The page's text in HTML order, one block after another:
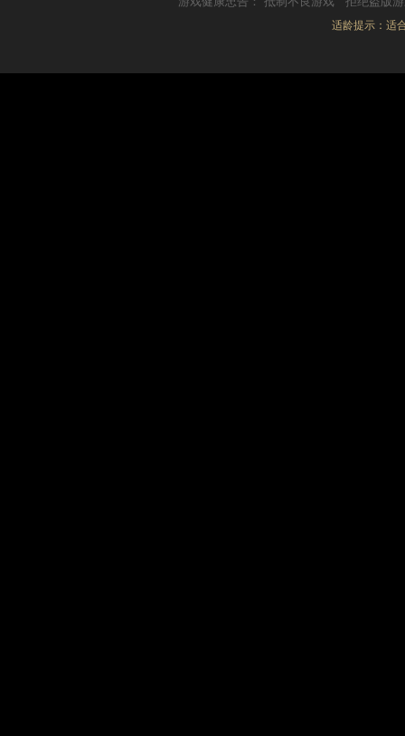
适龄提示：适